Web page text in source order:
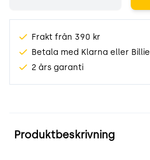
Frakt från 390 kr
Betala med Klarna eller Billie
2 års garanti
Produktbeskrivning